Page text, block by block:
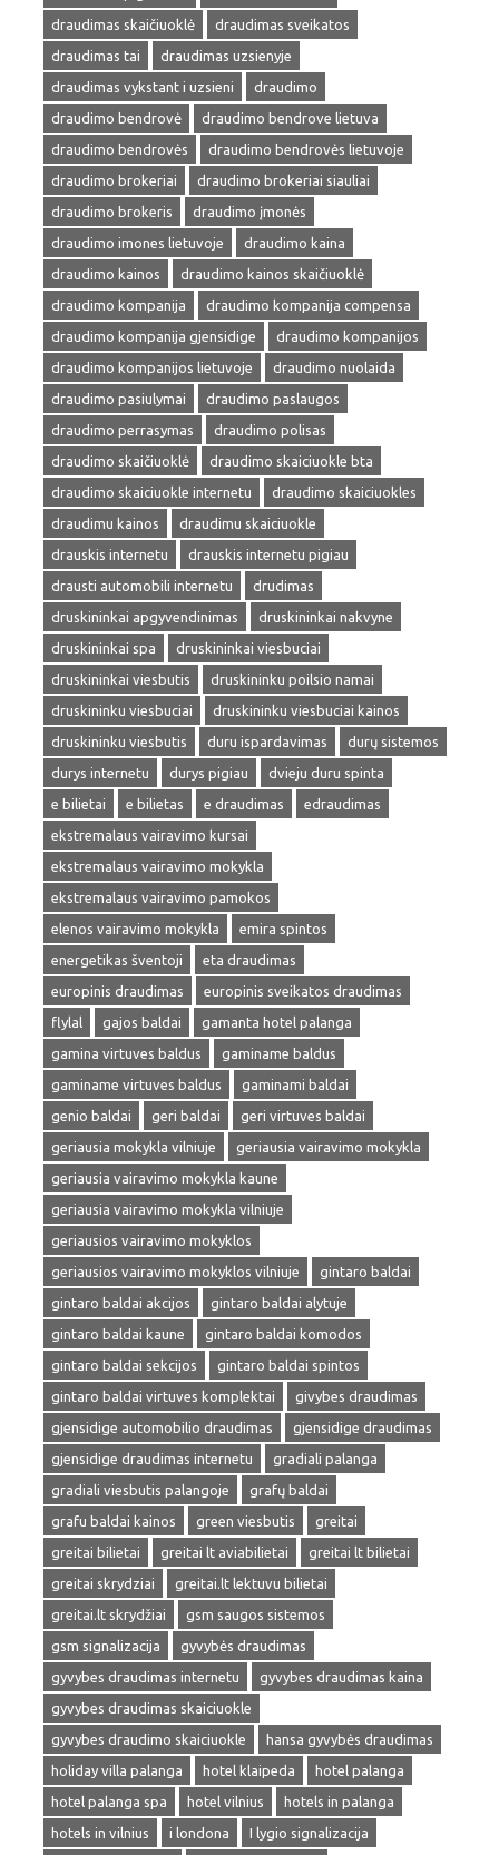
draudimas skaičiuoklė
draudimas sveikatos
draudimas tai
draudimas uzsienyje
draudimas vykstant i uzsieni
draudimo
draudimo bendrovė
draudimo bendrove lietuva
draudimo bendrovės
draudimo bendrovės lietuvoje
draudimo brokeriai
draudimo brokeriai siauliai
draudimo brokeris
draudimo įmonės
draudimo imones lietuvoje
draudimo kaina
draudimo kainos
draudimo kainos skaičiuoklė
draudimo kompanija
draudimo kompanija compensa
draudimo kompanija gjensidige
draudimo kompanijos
draudimo kompanijos lietuvoje
draudimo nuolaida
draudimo pasiulymai
draudimo paslaugos
draudimo perrasymas
draudimo polisas
draudimo skaičiuoklė
draudimo skaiciuokle bta
draudimo skaiciuokle internetu
draudimo skaiciuokles
draudimu kainos
draudimu skaiciuokle
drauskis internetu
drauskis internetu pigiau
drausti automobili internetu
drudimas
druskininkai apgyvendinimas
druskininkai nakvyne
druskininkai spa
druskininkai viesbuciai
druskininkai viesbutis
druskininku poilsio namai
druskininku viesbuciai
druskininku viesbuciai kainos
druskininku viesbutis
duru ispardavimas
durų sistemos
durys internetu
durys pigiau
dvieju duru spinta
e bilietai
e bilietas e draudimas
edraudimas
ekstremalaus vairavimo kursai
ekstremalaus vairavimo mokykla
ekstremalaus vairavimo pamokos
elenos vairavimo mokykla
emira spintos
energetikas šventoji
eta draudimas
europinis draudimas
europinis sveikatos draudimas
flylal
gajos baldai
gamanta hotel palanga
gamina virtuves baldus
gaminame baldus
gaminame virtuves baldus
gaminami baldai
genio baldai
geri baldai
geri virtuves baldai
geriausia mokykla vilniuje
geriausia vairavimo mokykla
geriausia vairavimo mokykla kaune
geriausia vairavimo mokykla vilniuje
geriausios vairavimo mokyklos
geriausios vairavimo mokyklos vilniuje
gintaro baldai
gintaro baldai akcijos
gintaro baldai alytuje
gintaro baldai kaune
gintaro baldai komodos
gintaro baldai sekcijos
gintaro baldai spintos
gintaro baldai virtuves komplektai
givybes draudimas
gjensidige automobilio draudimas
gjensidige draudimas
gjensidige draudimas internetu
gradiali palanga
gradiali viesbutis palangoje
grafų baldai
grafu baldai kainos
green viesbutis
greitai
greitai bilietai
greitai lt aviabilietai
greitai lt bilietai
greitai skrydziai
greitai.lt lektuvu bilietai
greitai.lt skrydžiai
gsm saugos sistemos
gsm signalizacija
gyvybės draudimas
gyvybes draudimas internetu
gyvybes draudimas kaina
gyvybes draudimas skaiciuokle
gyvybes draudimo skaiciuokle
hansa gyvybės draudimas
holiday villa palanga
hotel klaipeda
hotel palanga
hotel palanga spa
hotel vilnius
hotels in palanga
hotels in vilnius
i londona
I lygio signalizacija